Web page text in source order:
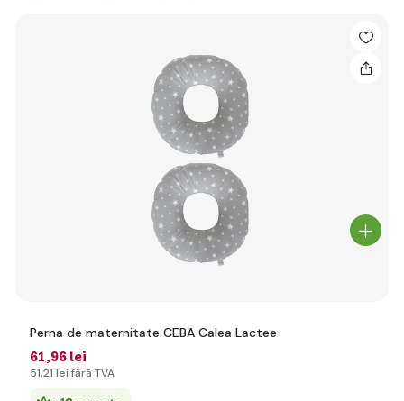
Perna de maternitate CEBA Calea Lactee
61,96 lei
51,21 lei fără TVA